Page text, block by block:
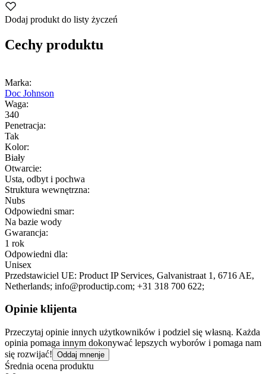
Dodaj produkt do listy życzeń
Cechy produktu
Marka:
Doc Johnson
Waga:
340
Penetracja:
Tak
Kolor:
Biały
Otwarcie:
Usta, odbyt i pochwa
Struktura wewnętrzna:
Nubs
Odpowiedni smar:
Na bazie wody
Gwarancja:
1 rok
Odpowiedni dla:
Unisex
Przedstawiciel UE: Product IP Services, Galvanistraat 1 , 6716 AE,
Netherlands; info@productip.com; +31 318 700 622;
Opinie klijenta
Przeczytaj opinie innych użytkowników i podziel się własną. Każda
opinia pomaga innym dokonywać lepszych wyborów i pomaga nam
się rozwijać! Oddaj mnenje
Średnia ocena produktu